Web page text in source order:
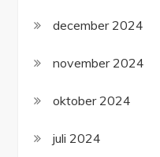
december 2024
november 2024
oktober 2024
juli 2024